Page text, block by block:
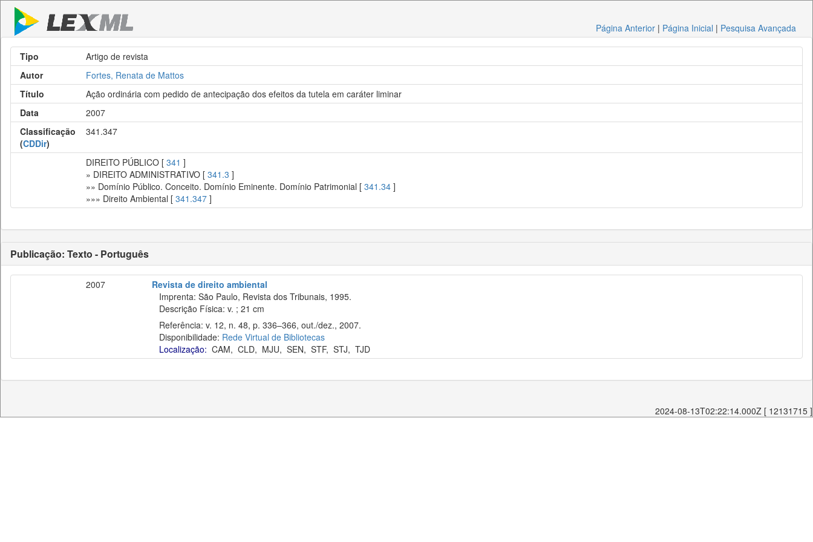
Página Anterior | Página Inicial | Pesquisa Avançada
Tipo
Artigo de revista
Autor
Fortes, Renata de Mattos
Título
Ação ordinária com pedido de antecipação dos efeitos da tutela em caráter liminar
Data
2007
Classificação
(CDDir)
341.347
DIREITO PÚBLICO [ 341 ]
» DIREITO ADMINISTRATIVO [ 341.3 ]
»» Domínio Público. Conceito. Domínio Eminente. Domínio Patrimonial [ 341.34 ]
»»» Direito Ambiental [ 341.347 ]
Publicação: Texto - Português
2007
Revista de direito ambiental
Imprenta: São Paulo, Revista dos Tribunais, 1995.
Descrição Física: v. ; 21 cm
Referência: v. 12, n. 48, p. 336–366, out./dez., 2007.
Disponibilidade: Rede Virtual de Bibliotecas
Localização: CAM, CLD, MJU, SEN, STF, STJ, TJD
2024-08-13T02:22:14.000Z [ 12131715 ]